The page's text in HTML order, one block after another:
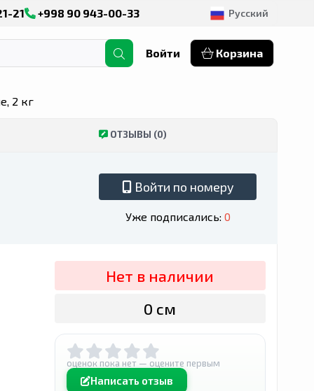
21 +998 90 943-00-33 Русский
Войти Корзина
2 кг
ОТЗЫВЫ (0)
Войти по номеру
Уже подписались: 0
Нет в наличии
0 сӯм
оценок пока нет — оцените первым
Написать отзыв